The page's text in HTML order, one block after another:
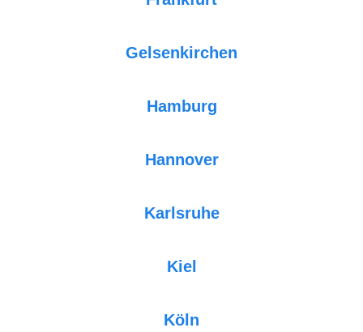
Gelsenkirchen
Hamburg
Hannover
Karlsruhe
Kiel
Köln